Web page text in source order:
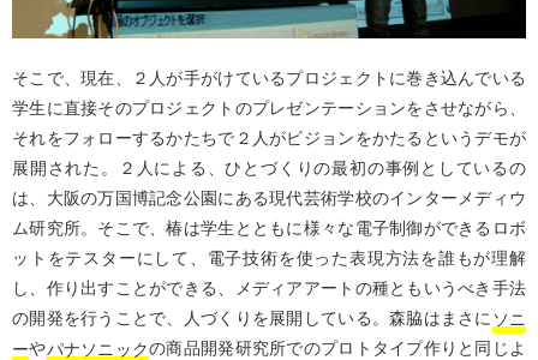
そこで、現在、２人が手がけているプロジェクトに巻き込んでいる
学生に直接そのプロジェクトのプレゼンテーションをさせながら、
それをフォローするかたちで２人がビジョンをかたるというデモが
展開された。２人による、ひとづくりの最初の事例としているの
は、大阪の万国博記念公園にある現代芸術学校のインターメディウ
ム研究所。そこで、椿は学生とともに様々な電子制御ができるロボ
ットをテスターにして、電子技術を使った表現方法を誰もが理解
し、作り出すことができる、メディアアートの種ともいうべき手法
の開発を行うことで、人づくりを展開している。森脇はまさに ソニ
ーやパナソニックの商品開発研究所でのプロトタイプ作りと同じよ